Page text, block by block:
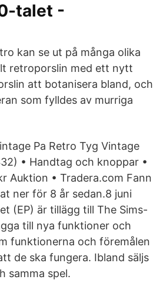
talet -
kan se ut på många olika
retroporslin med ett nytt
att botanisera bland, och
som fylldes av murriga
Pa Retro Tyg Vintage
• Handtag och knoppar •
Auktion • Tradera.com Fann
ner för 8 år sedan.8 ‎juni
till nya funktioner och
funktionerna och föremålen
de ska fungera. Ibland säljs
samma spel.